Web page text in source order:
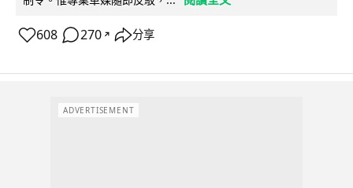
608 270 ↗ 分享
ADVERTISEMENT